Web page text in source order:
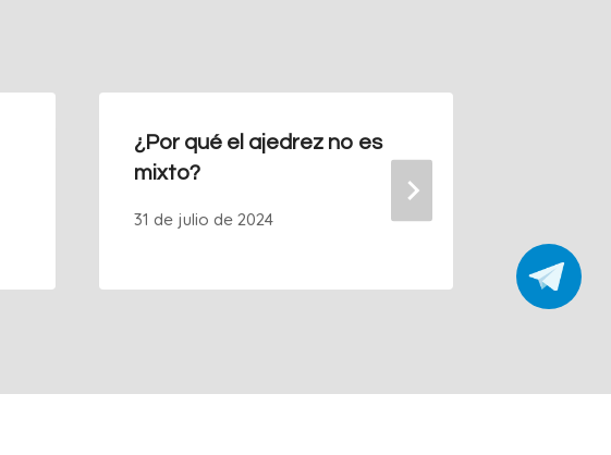
¿Por qué el ajedrez no es
mixto?
31 de julio de 2024